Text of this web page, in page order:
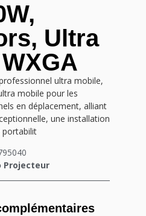
Ultra
ultra mobile,
mobile pour les
en déplacement, alliant
une installation
portabilit
Projecteur